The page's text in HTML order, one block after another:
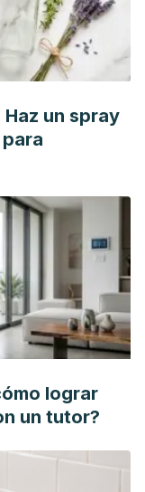
inOxonate-
Res. 2011
potential of
and Human
and
essential oil.
mechanism of
Mar;79(3):353-7.
Moghadam H,
of Petroselinum
Cream on
Clinical
of parsley
direct addition of
un spray
lograr
un tutor?